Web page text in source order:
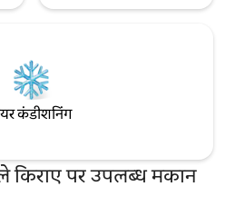
कंडीशनिंग
किराए पर उपलब्ध मकान